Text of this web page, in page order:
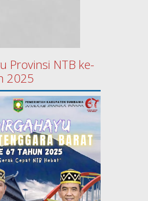
Provinsi NTB ke-
2025